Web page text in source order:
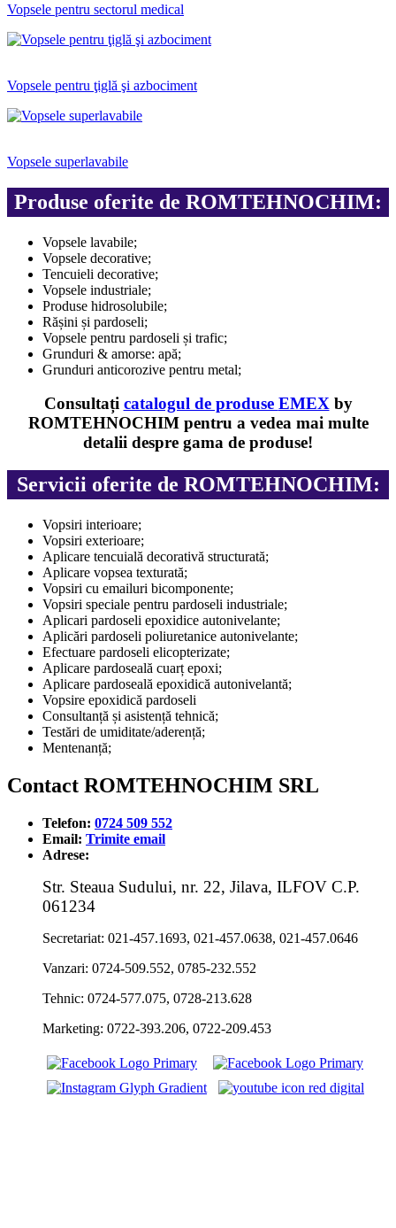
Vopsele pentru sectorul medical
Vopsele pentru ţiglă şi azbociment
Vopsele superlavabile
Produse oferite de ROMTEHNOCHIM:
Vopsele lavabile;
Vopsele decorative;
Tencuieli decorative;
Vopsele industriale;
Produse hidrosolubile;
Rășini și pardoseli;
Vopsele pentru pardoseli și trafic;
Grunduri & amorse: apă;
Grunduri anticorozive pentru metal;
Consultați catalogul de produse EMEXby
ROMTEHNOCHIMpentru a vedea mai multe
detalii despre gama de produse!
Servicii oferite de ROMTEHNOCHIM:
Vopsiri interioare;
Vopsiri exterioare;
Aplicare tencuială decorativă structurată;
Aplicare vopsea texturată;
Vopsiri cu emailuri bicomponente;
Vopsiri speciale pentru pardoseli industriale;
Aplicari pardoseli epoxidice autonivelante;
Aplicări pardoseli poliuretanice autonivelante;
Efectuare pardoseli elicopterizate;
Aplicare pardoseală cuarț epoxi;
Aplicare pardoseală epoxidică autonivelantă;
Vopsire epoxidică pardoseli
Consultanță și asistență tehnică;
Testări de umiditate/aderență;
Mentenanță;
Contact ROMTEHNOCHIM SRL
Telefon: 0724 509 552
Email: Trimite email
Adrese:
Str. Steaua Sudului, nr. 22, Jilava, ILFOV C.P.
061234
Secretariat: 021-457.1693, 021-457.0638, 021-457.0646
Vanzari: 0724-509.552, 0785-232.552
Tehnic: 0724-577.075, 0728-213.628
Marketing: 0722-393.206, 0722-209.453